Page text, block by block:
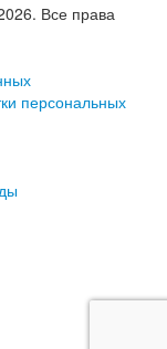
Все права
персональных